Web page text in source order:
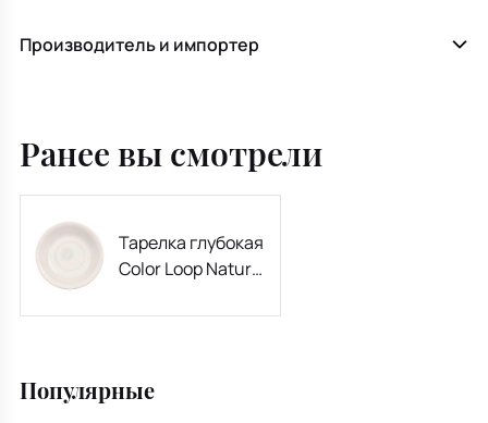
Производитель и импортер
Ранее вы смотрели
Тарелка глубокая
Color Loop Natural
Популярные